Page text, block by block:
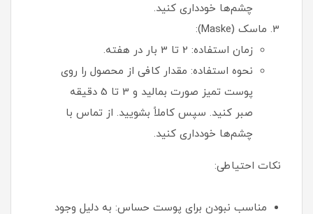
چشم‌ها خودداری کنید.
ماسک (Maske):
زمان استفاده: 2 تا 3 بار در هفته.
نحوه استفاده: مقدار کافی از محصول را روی
پوست تمیز صورت بمالید و 3 تا 5 دقیقه
صبر کنید. سپس کاملاً بشویید. از تماس با
چشم‌ها خودداری کنید.
نکات احتیاطی:
مناسب نبودن برای پوست حساس: به دلیل وجود